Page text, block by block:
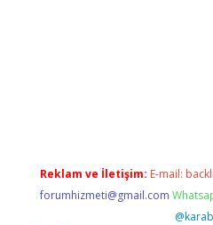
Reklam ve İletişim: E-mail:
forumhizmeti@gmail.com